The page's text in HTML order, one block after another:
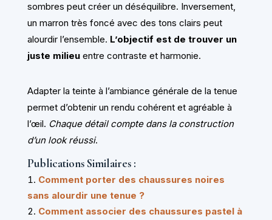
sombres peut créer un déséquilibre. Inversement,
un marron très foncé avec des tons clairs peut
alourdir l’ensemble. L’objectif est de trouver un
juste milieuentre contraste et harmonie.
Adapter la teinte à l’ambiance générale de la tenue
permet d’obtenir un rendu cohérent et agréable à
l’œil. Chaque détail compte dans la construction
d’un look réussi.
Publications Similaires :
Comment porter des chaussures noires
sans alourdir une tenue ?
Comment associer des chaussures pastel à